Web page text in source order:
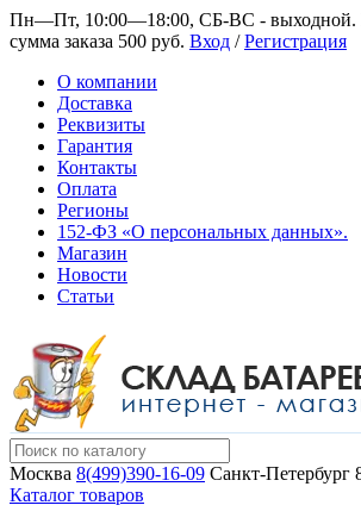
Пн—Пт, 10:00—18:00, СБ-ВС - выходной.
сумма заказа 500 руб. Вход /Регистрация
О компании
Доставка
Реквизиты
Гарантия
Контакты
Оплата
Регионы
152-ФЗ «О персональных данных».
Магазин
Новости
Статьи
Москва 8(499)390-16-09 Санкт-Петербург
Каталог товаров